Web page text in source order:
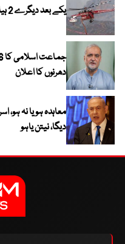
یکے بعد دیگرے 2 ہیلی کاپٹر گر کر تباہ؛ متعدد ہلاکتیں
دھرنوں کا اعلان
معاہدہ ہو یا نہ ہو،
دیگا، نیتن یاہو